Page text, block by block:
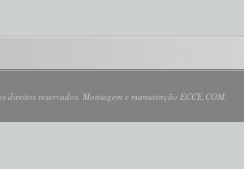
direitos reservados. Montagem e manutenção ECCE.COM.